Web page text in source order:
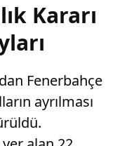
Kararı
Fenerbahçe
ayrılması